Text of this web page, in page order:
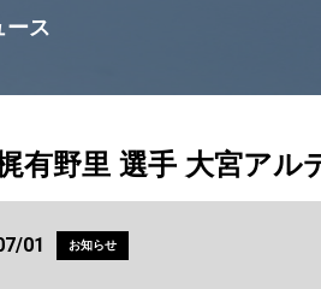
ース
有野里 選手 大宮アル
01 お知らせ